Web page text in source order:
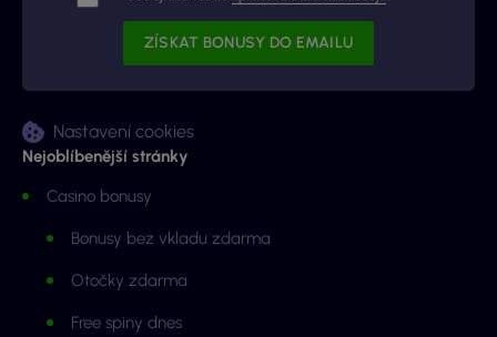
Nastavení cookies
Nejoblíbenější stránky
Casino bonusy
Bonusy bez vkladu zdarma
Otočky zdarma
Free spiny dnes